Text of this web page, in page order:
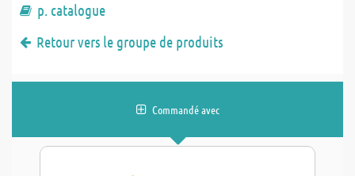
p. catalogue
Retour vers le groupe de produits
Commandé avec